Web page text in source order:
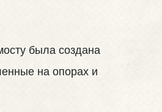
была создана
на опорах и